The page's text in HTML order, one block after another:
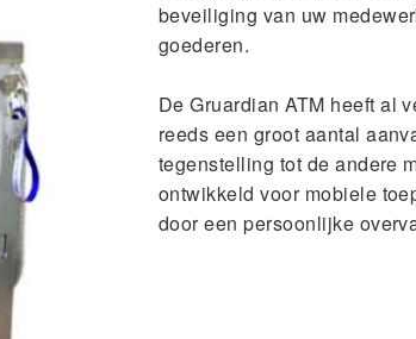
beveiliging van uw
goederen.
De Gruardian ATM heeft al
reeds een groot aantal
tegenstelling tot de andere
ontwikkeld voor mobiele
door een persoonlijke